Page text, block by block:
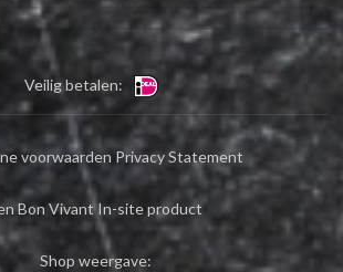
Veilig betalen:
voorwaarden Privacy Statement
Bon Vivant In-site product
Shop weergave: